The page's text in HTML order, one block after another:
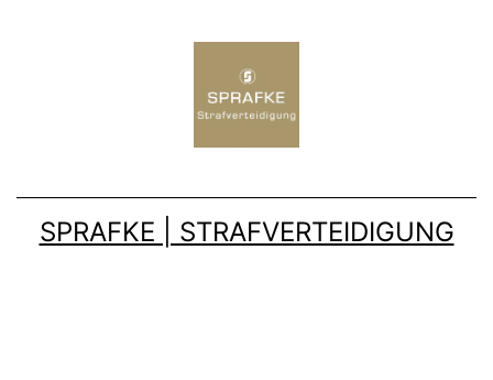
SPRAFKE | STRAFVERTEIDIGUNG